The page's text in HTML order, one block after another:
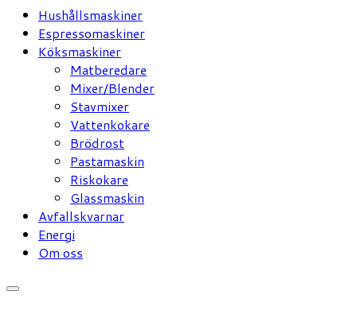
Hushållsmaskiner
Espressomaskiner
Köksmaskiner
Matberedare
Mixer/Blender
Stavmixer
Vattenkokare
Brödrost
Pastamaskin
Riskokare
Glassmaskin
Avfallskvarnar
Energi
Om oss